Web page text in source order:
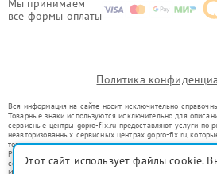
Мы принимаем
все формы оплаты
Политика
Вся информация на сайте носит исключительно
Товарные знаки используются исключительно для
сервисные центры gopro-fix.ru предоставляют услуги по
неавторизованных сервисных центрах gopro-fix.ru,
товарных знаков или их официальными представителями.
Ремонт осуществляется для устройств, уже введенных в
со статьей 1487 ГК РФ.
Этот сайт использует файлы cookie.